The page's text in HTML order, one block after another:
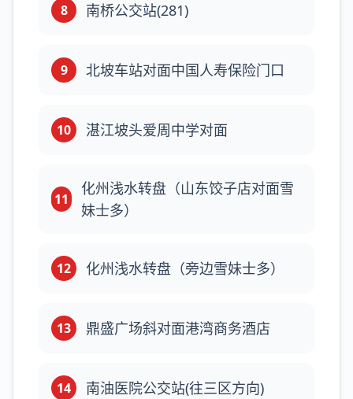
8 南桥公交站(281)
9 北坡车站对面中国人寿保险门口
10 湛江坡头爱周中学对面
11
化州浅水转盘（山东饺子店对面雪
妹士多）
12 化州浅水转盘（旁边雪妹士多）
13 鼎盛广场斜对面港湾商务酒店
14 南油医院公交站(往三区方向)